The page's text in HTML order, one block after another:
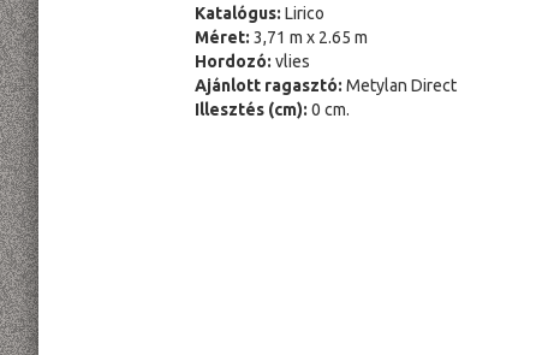
Katalógus: Lirico
Méret: 3,71 m x 2.65 m
Hordozó: vlies
Ajánlott ragasztó: Metylan Direct
Illesztés (cm): 0 cm.